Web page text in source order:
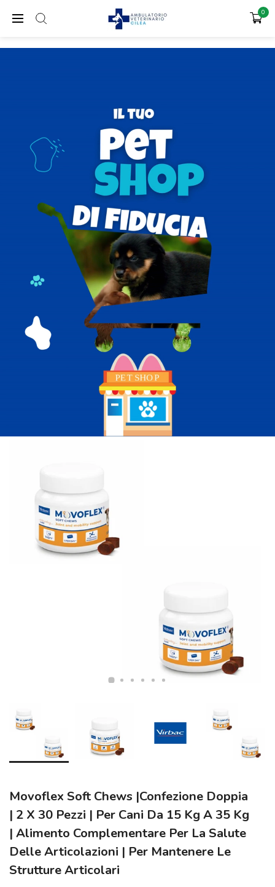
0
Movoflex Soft Chews |Confezione Doppia
| 2 X 30 Pezzi | Per Cani Da 15 Kg A 35 Kg
| Alimento Complementare Per La Salute
Delle Articolazioni | Per Mantenere Le
Strutture Articolari